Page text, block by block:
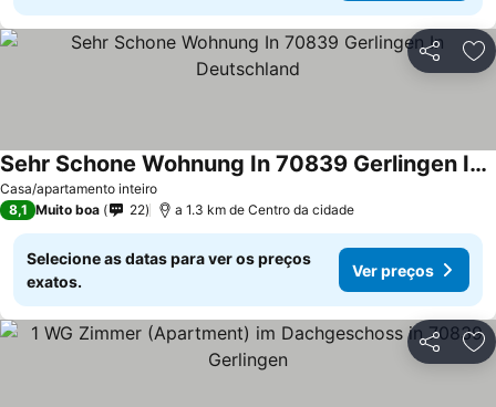
Partilhar
Casa/apartamento inteiro
Sehr Schone Wohnung In 70839 Gerlingen In Deutschland
8,1 Muito boa 22 a 1.3 km de Centro da cidade
Selecione as datas para ver os preços
exatos.
Ver preços
Partilhar